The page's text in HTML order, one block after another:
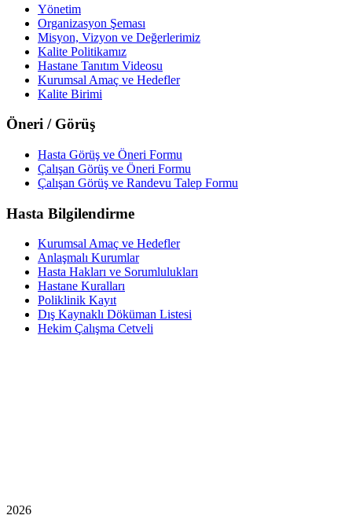
Yönetim
Organizasyon Şeması
Misyon, Vizyon ve Değerlerimiz
Kalite Politikamız
Hastane Tanıtım Videosu
Kurumsal Amaç ve Hedefler
Kalite Birimi
Öneri / Görüş
Hasta Görüş ve Öneri Formu
Çalışan Görüş ve Öneri Formu
Çalışan Görüş ve Randevu Talep Formu
Hasta Bilgilendirme
Kurumsal Amaç ve Hedefler
Anlaşmalı Kurumlar
Hasta Hakları ve Sorumlulukları
Hastane Kuralları
Poliklinik Kayıt
Dış Kaynaklı Döküman Listesi
Hekim Çalışma Cetveli
2026